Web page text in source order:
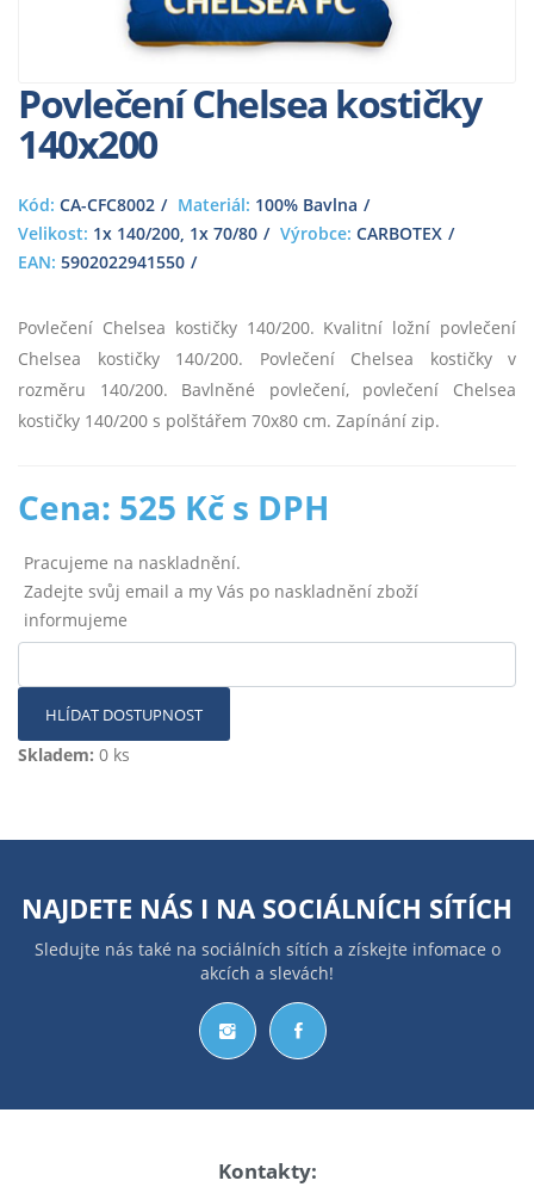
Povlečení Chelsea kostičky
140x200
Kód: CA-CFC8002 Materiál: 100% Bavlna
Velikost: 1x 140/200, 1x 70/80 Výrobce: CARBOTEX
EAN: 5902022941550
Povlečení Chelsea kostičky 140/200. Kvalitní ložní povlečení
Chelsea kostičky 140/200. Povlečení Chelsea kostičky v
rozměru 140/200. Bavlněné povlečení, povlečení Chelsea
kostičky 140/200 s polštářem 70x80 cm. Zapínání zip.
Cena: 525 Kč s DPH
Pracujeme na naskladnění.
Zadejte svůj email a my Vás po naskladnění zboží
informujeme
HLÍDAT DOSTUPNOST
Skladem: 0 ks
NAJDETE NÁS I NA SOCIÁLNÍCH SÍTÍCH
Sledujte nás také na sociálních sítích a získejte infomace o
akcích a slevách!
Kontakty: